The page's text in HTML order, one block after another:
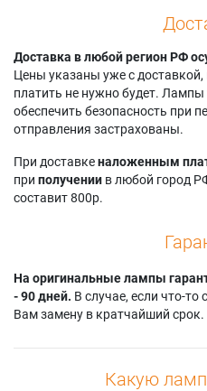
Доставка в любой регион РФ
Цены указаны уже с доставкой,
платить не нужно будет.
обеспечить безопасность при
отправления застрахованы.
При доставкеналоженным
при получении в любой город
составит 800р.
На оригинальные лампы
- 90 дней. В случае, если что-
Вам замену в кратчайший срок.
Какую